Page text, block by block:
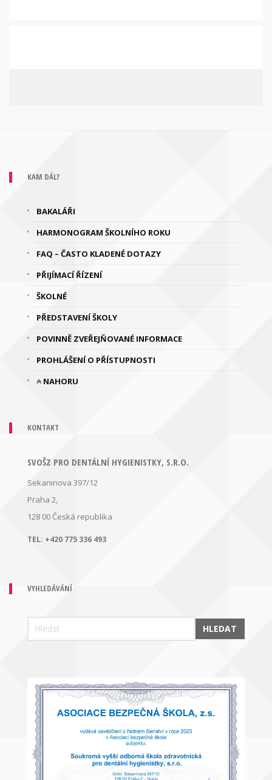
KAM DÁL?
BAKALÁŘI
HARMONOGRAM ŠKOLNÍHO ROKU
FAQ – ČASTO KLADENÉ DOTAZY
PŘIJÍMACÍ ŘÍZENÍ
ŠKOLNÉ
PŘEDSTAVENÍ ŠKOLY
POVINNĚ ZVEŘEJŇOVANÉ INFORMACE
PROHLÁŠENÍ O PŘÍSTUPNOSTI
NAHORU
KONTAKT
SVOŠZ PRO DENTÁLNÍ HYGIENISTKY, S.R.O.
Sekaninova 397/12
Praha 2,
128 00 Česká republika
TEL: +420 775 336 493
VYHLEDÁVÁNÍ
HLEDAT